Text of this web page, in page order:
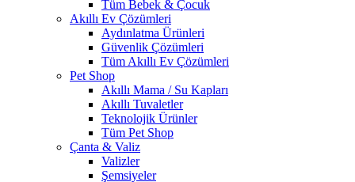
Tüm Bebek & Çocuk
Akıllı Ev Çözümleri
Aydınlatma Ürünleri
Güvenlik Çözümleri
Tüm Akıllı Ev Çözümleri
Pet Shop
Akıllı Mama / Su Kapları
Akıllı Tuvaletler
Teknolojik Ürünler
Tüm Pet Shop
Çanta & Valiz
Valizler
Şemsiyeler